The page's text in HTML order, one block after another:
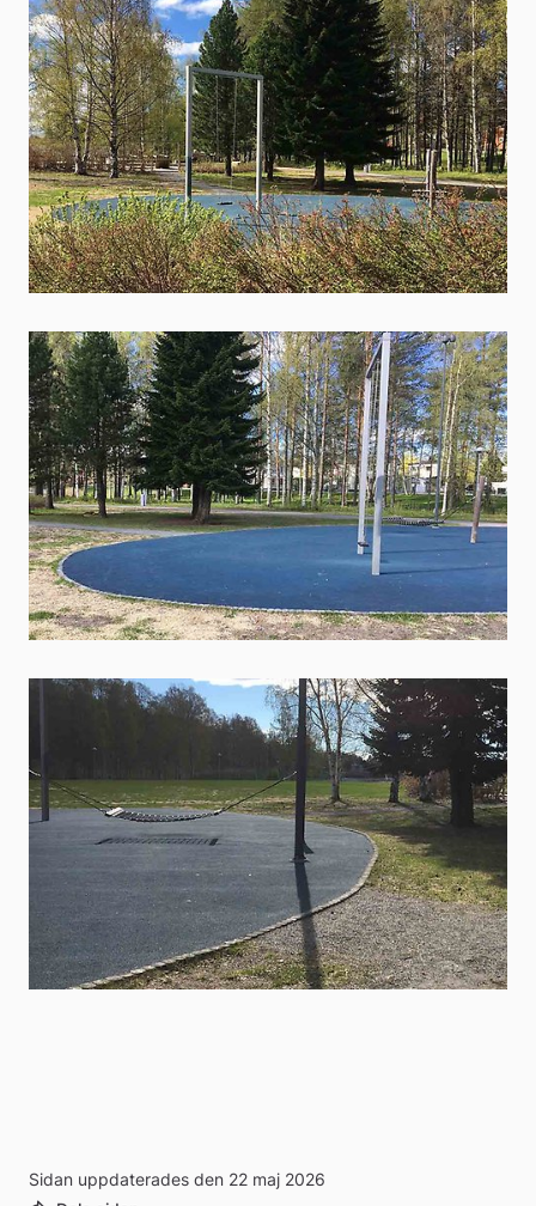
Sidan uppdaterades den 22 maj 2026